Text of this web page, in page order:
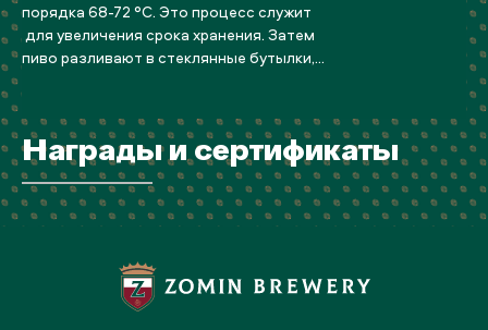
порядка 68-72 °C. Это процесс служит
для увеличения срока хранения. Затем
пиво разливают в стеклянные бутылки,
банки, кеги моют, затем удаляют
попавший внутрь воздух.
Награды и сертификаты